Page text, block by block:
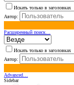
Искать только в заголовках
Автор:
Расширенный поиск…
Искать только в заголовках
Автор:
Advanced…
Sidebar